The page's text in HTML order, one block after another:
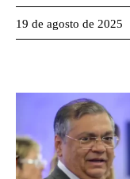
19 de agosto de 2025